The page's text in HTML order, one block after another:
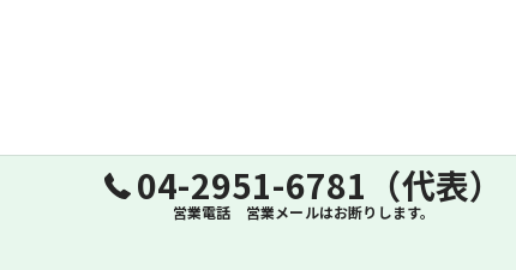
04-2951-6781（代表）
営業電話 営業メールはお断りします。